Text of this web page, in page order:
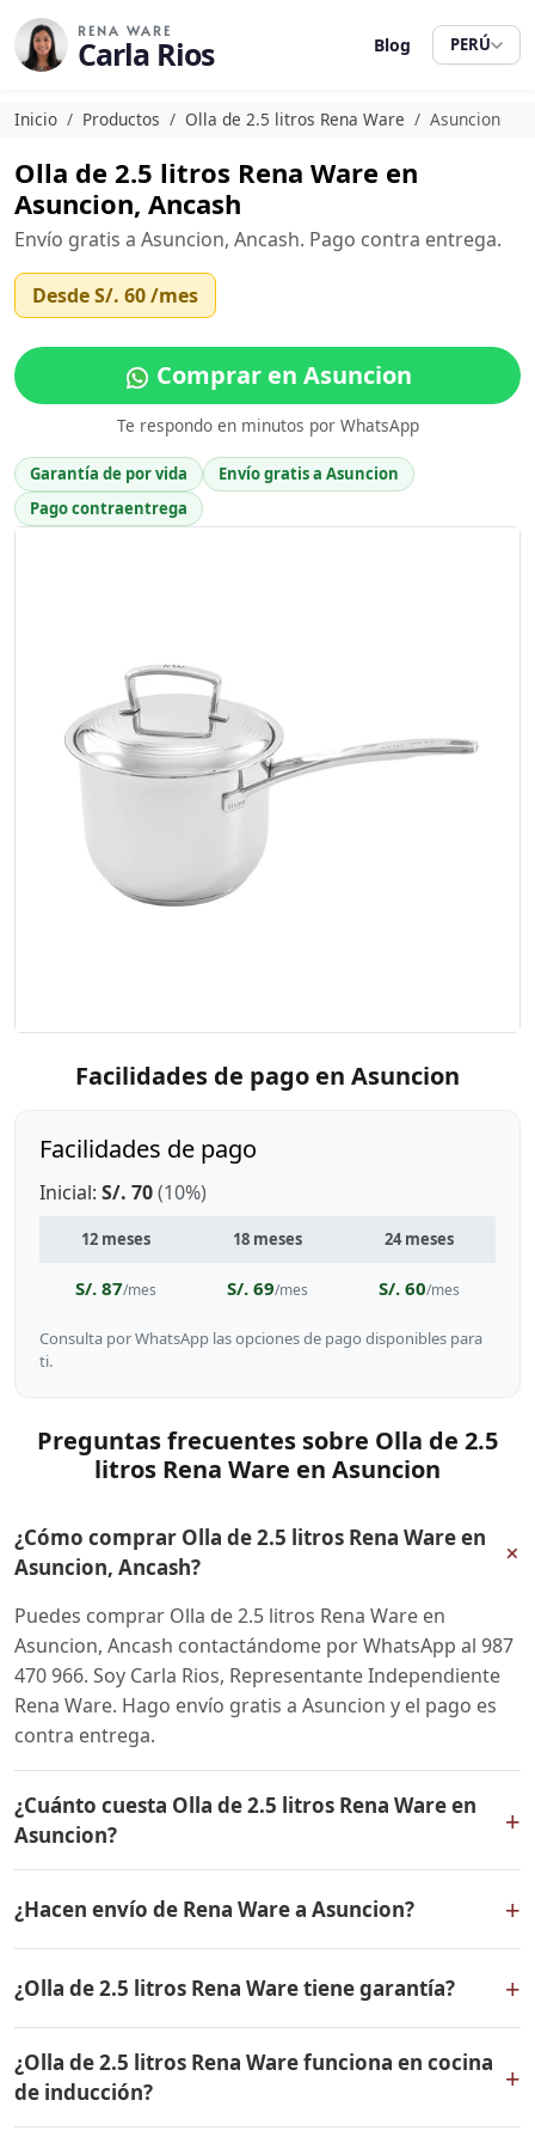
RENA WARE
Carla Rios Blog PERÚ
Inicio Productos Olla de 2.5 litros Rena Ware Asuncion
Olla de 2.5 litros Rena Ware en
Asuncion, Ancash
Envío gratis a Asuncion, Ancash. Pago contra entrega.
DesdeS/. 60/mes
Comprar en Asuncion
Te respondo en minutos por WhatsApp
Garantía de por vida
Envío gratis a Asuncion
Pago contraentrega
Facilidades de pago en Asuncion
Facilidades de pago
Inicial: S/. 70(10%)
12 meses 18 meses 24 meses
S/. 87/mes S/. 69/mes S/. 60/mes
Consulta por WhatsApp las opciones de pago disponibles para
ti.
Preguntas frecuentes sobre Olla de 2.5
litros Rena Ware en Asuncion
¿Cómo comprar Olla de 2.5 litros Rena Ware en
Asuncion, Ancash?
+
Puedes comprar Olla de 2.5 litros Rena Ware en
Asuncion, Ancash contactándome por WhatsApp al 987
470 966. Soy Carla Rios, Representante Independiente
Rena Ware. Hago envío gratis a Asuncion y el pago es
contra entrega.
¿Cuánto cuesta Olla de 2.5 litros Rena Ware en
Asuncion?
+
todo el Perú. Contáctame por WhatsApp para conocer
el precio actual, promociones disponibles y facilidades
de pago en cuotas desde el 10% de inicial.
¿Hacen envío de Rena Ware a Asuncion? +
a Asuncion, Ancash y a todo el Perú. El pago es contra
entrega.
¿Olla de 2.5 litros Rena Ware tiene garantía? +
vida contra defectos de fabricación. Todos los
productos Rena Ware están fabricados en acero
inoxidable quirúrgico 18/10 de la más alta calidad.
¿Olla de 2.5 litros Rena Ware funciona en cocina
de inducción?
+